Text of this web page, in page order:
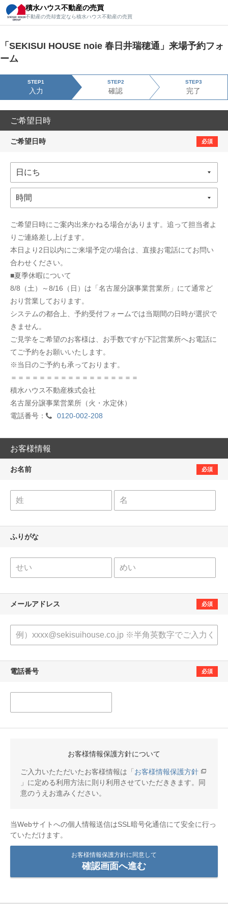
積水ハウス不動産の売買
不動産の売却査定なら積水ハウス不動産の売買
「SEKISUI HOUSE noie 春日井瑞穂通」来場予約フォ
ーム
STEP1
入力
STEP2
確認
STEP3
完了
ご希望日時
ご希望日時 必須
ご希望日時にご案内出来かねる場合があります。追って担当者よ
りご連絡差し上げます。
本日より2日以内にご来場予定の場合は、直接お電話にてお問い
合わせください。
■夏季休暇について
8/8（土）～8/16（日）は「名古屋分譲事業営業所」にて通常ど
おり営業しております。
システムの都合上、予約受付フォームでは当期間の日時が選択で
きません。
ご見学をご希望のお客様は、お手数ですが下記営業所へお電話に
てご予約をお願いいたします。
※当日のご予約も承っております。
＝＝＝＝＝＝＝＝＝＝＝＝＝＝＝＝＝＝
積水ハウス不動産株式会社
名古屋分譲事業営業所（火・水定休）
電話番号：
0120-002-208
お客様情報
お名前 必須
ふりがな
メールアドレス 必須
電話番号 必須
お客様情報保護方針について
ご入力いたただいたお客様情報は「 お客様情報保護方針
」に定める利用方法に則り利用させていただききます。同
意のうえお進みください。
当Webサイトへの個人情報送信はSSL暗号化通信にて安全に行っ
ていただけます。
お客様情報保護方針に同意して
確認画面へ進む
積水ハウス不動産の売買
不動産の売却査定なら積水ハウス不動産の売買